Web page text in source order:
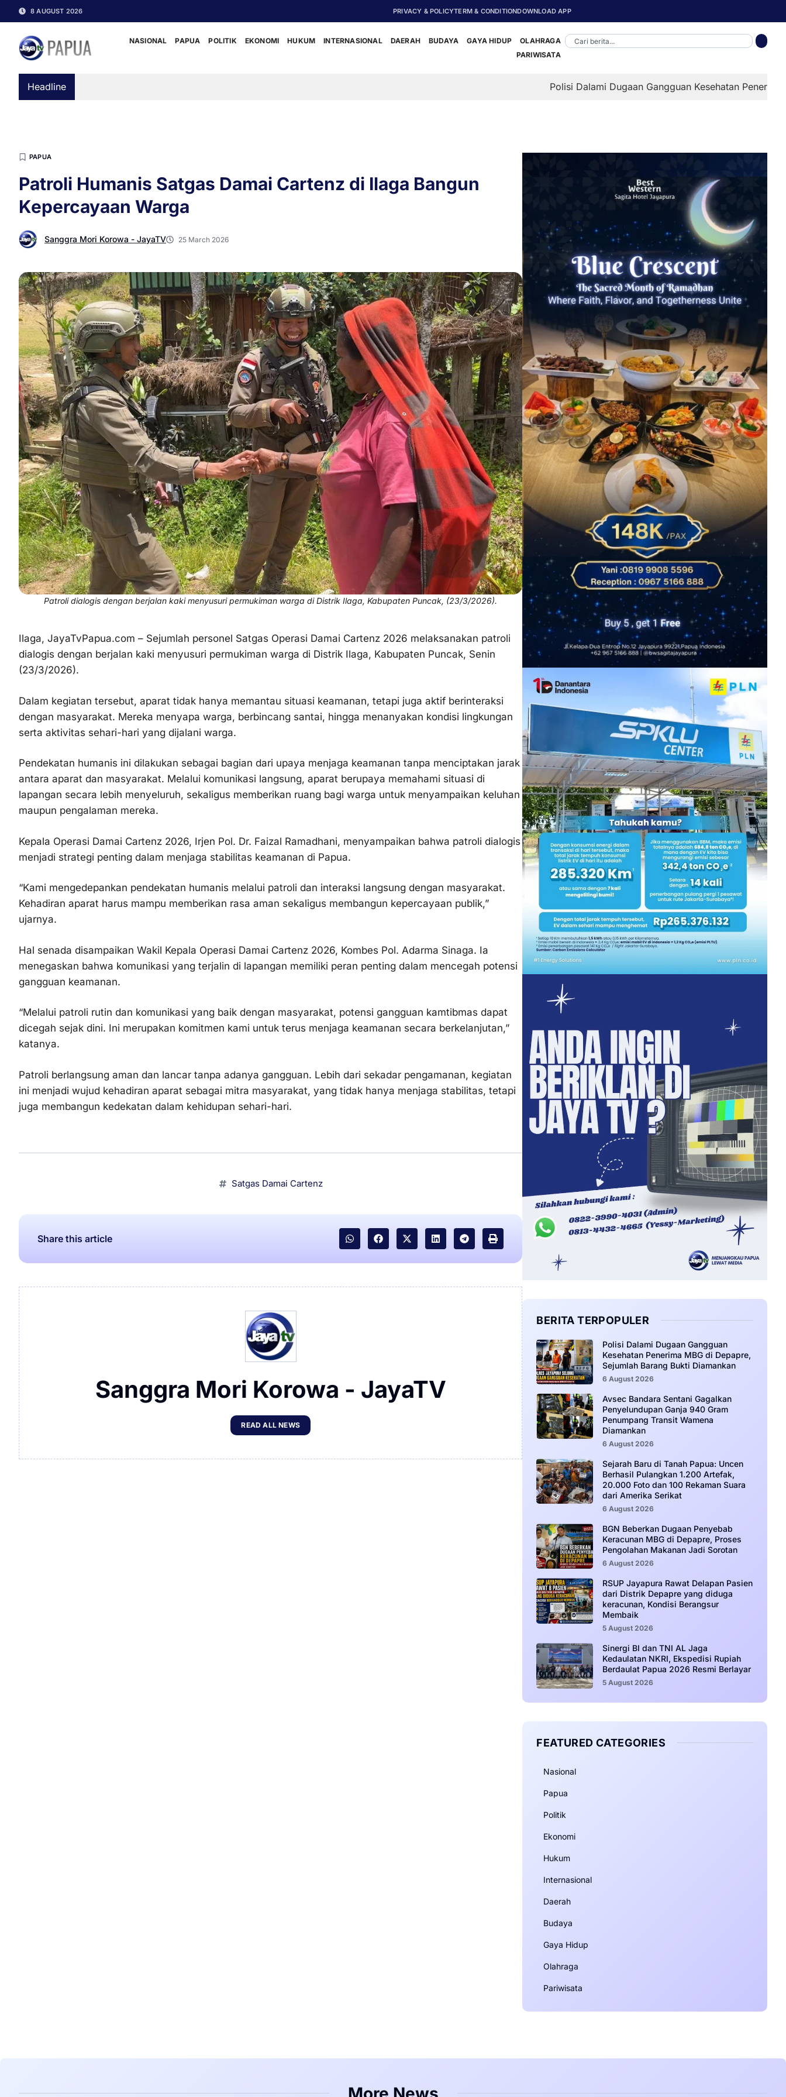
8 AUGUST 2026 PRIVACY & POLICYTERM & CONDITIONDOWNLOAD APP
NASIONAL PAPUA POLITIK EKONOMI HUKUM INTERNASIONAL DAERAH BUDAYA GAYA HIDUP
OLAHRAGA
PARIWISATA
Headline ‎Polisi Dalami Dugaan Gangguan Kesehatan Penerima MBG di
PAPUA
Patroli Humanis Satgas Damai Cartenz di Ilaga Bangun
Kepercayaan Warga
Sanggra Mori Korowa - JayaTV 25 March 2026
Patroli dialogis dengan berjalan kaki menyusuri permukiman warga di Distrik Ilaga, Kabupaten Puncak, (23/3/2026).
Ilaga, JayaTvPapua.com – Sejumlah personel Satgas Operasi Damai Cartenz 2026 melaksanakan patroli
dialogis dengan berjalan kaki menyusuri permukiman warga di Distrik Ilaga, Kabupaten Puncak, Senin
(23/3/2026).
Dalam kegiatan tersebut, aparat tidak hanya memantau situasi keamanan, tetapi juga aktif berinteraksi
dengan masyarakat. Mereka menyapa warga, berbincang santai, hingga menanyakan kondisi lingkungan
serta aktivitas sehari-hari yang dijalani warga.
Pendekatan humanis ini dilakukan sebagai bagian dari upaya menjaga keamanan tanpa menciptakan jarak
antara aparat dan masyarakat. Melalui komunikasi langsung, aparat berupaya memahami situasi di
lapangan secara lebih menyeluruh, sekaligus memberikan ruang bagi warga untuk menyampaikan keluhan
maupun pengalaman mereka.
Kepala Operasi Damai Cartenz 2026, Irjen Pol. Dr. Faizal Ramadhani, menyampaikan bahwa patroli dialogis
menjadi strategi penting dalam menjaga stabilitas keamanan di Papua.
“Kami mengedepankan pendekatan humanis melalui patroli dan interaksi langsung dengan masyarakat.
Kehadiran aparat harus mampu memberikan rasa aman sekaligus membangun kepercayaan publik,”
ujarnya.
Hal senada disampaikan Wakil Kepala Operasi Damai Cartenz 2026, Kombes Pol. Adarma Sinaga. Ia
menegaskan bahwa komunikasi yang terjalin di lapangan memiliki peran penting dalam mencegah potensi
gangguan keamanan.
“Melalui patroli rutin dan komunikasi yang baik dengan masyarakat, potensi gangguan kamtibmas dapat
dicegah sejak dini. Ini merupakan komitmen kami untuk terus menjaga keamanan secara berkelanjutan,”
katanya.
Patroli berlangsung aman dan lancar tanpa adanya gangguan. Lebih dari sekadar pengamanan, kegiatan
ini menjadi wujud kehadiran aparat sebagai mitra masyarakat, yang tidak hanya menjaga stabilitas, tetapi
juga membangun kedekatan dalam kehidupan sehari-hari.
Satgas Damai Cartenz
Share this article
Sanggra Mori Korowa - JayaTV
READ ALL NEWS
BERITA TERPOPULER
‎Polisi Dalami Dugaan Gangguan
Kesehatan Penerima MBG di Depapre,
Sejumlah Barang Bukti Diamankan
6 August 2026
Avsec Bandara Sentani Gagalkan
Penyelundupan Ganja 940 Gram
Penumpang Transit Wamena
Diamankan
6 August 2026
Sejarah Baru di Tanah Papua: Uncen
Berhasil Pulangkan 1.200 Artefak,
20.000 Foto dan 100 Rekaman Suara
dari Amerika Serikat
6 August 2026
BGN Beberkan Dugaan Penyebab
Keracunan MBG di Depapre, Proses
Pengolahan Makanan Jadi Sorotan
6 August 2026
RSUP Jayapura Rawat Delapan Pasien
dari Distrik Depapre yang diduga
keracunan, Kondisi Berangsur
Membaik
5 August 2026
Sinergi BI dan TNI AL Jaga
Kedaulatan NKRI, Ekspedisi Rupiah
Berdaulat Papua 2026 Resmi Berlayar
5 August 2026
FEATURED CATEGORIES
Nasional
Papua
Politik
Ekonomi
Hukum
Internasional
Daerah
Budaya
Gaya Hidup
Olahraga
Pariwisata